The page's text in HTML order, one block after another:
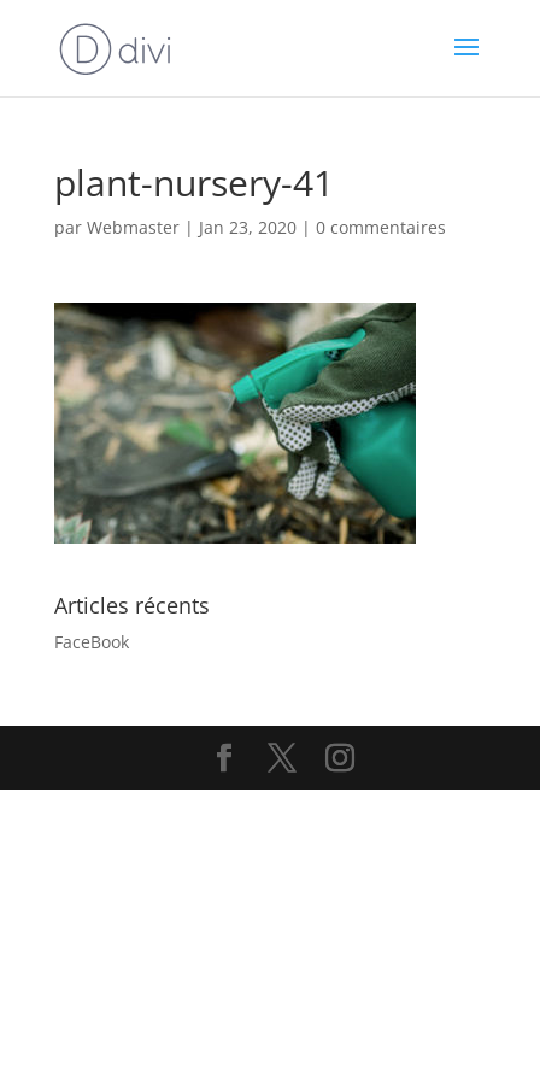
plant-nursery-41
par Webmaster| Jan 23, 2020| 0 commentaires
Articles récents
FaceBook